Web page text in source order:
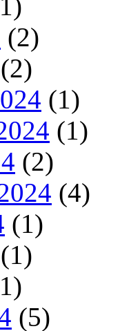
(2)
(2)
(1)
(1)
(2)
(4)
(1)
(1)
(5)